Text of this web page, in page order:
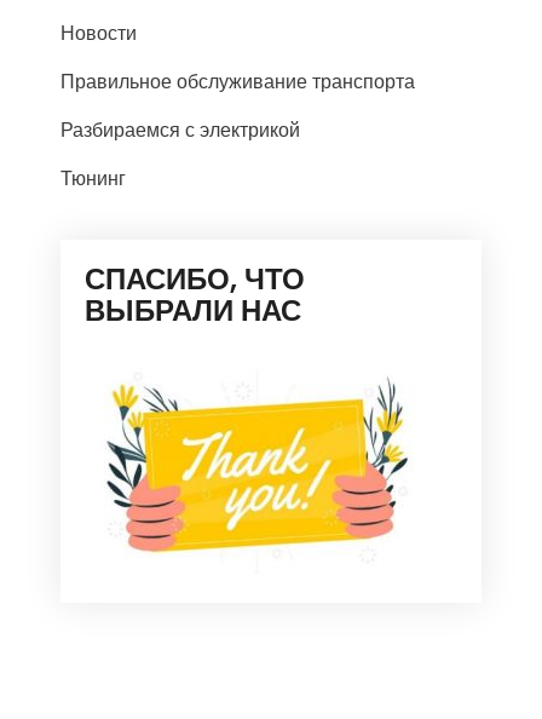
Новости
Правильное обслуживание транспорта
Разбираемся с электрикой
Тюнинг
СПАСИБО, ЧТО
ВЫБРАЛИ НАС